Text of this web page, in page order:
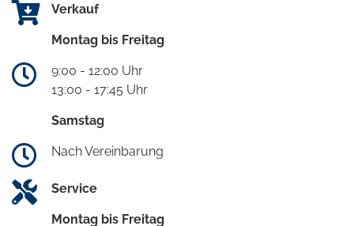
Verkauf
Montag bis Freitag
9:00 - 12:00 Uhr
13:00 - 17:45 Uhr
Samstag
Nach Vereinbarung
Service
Montag bis Freitag